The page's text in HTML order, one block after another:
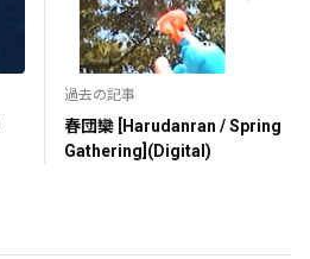
過去の記事
春団欒 [Harudanran / Spring
Gathering](Digital)